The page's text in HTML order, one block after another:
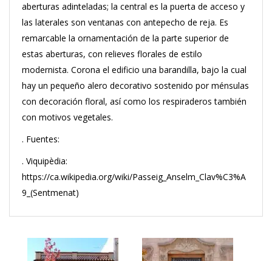
aberturas adinteladas; la central es la puerta de acceso y
las laterales son ventanas con antepecho de reja. Es
remarcable la ornamentación de la parte superior de
estas aberturas, con relieves florales de estilo
modernista. Corona el edificio una barandilla, bajo la cual
hay un pequeño alero decorativo sostenido por ménsulas
con decoración floral, así como los respiraderos también
con motivos vegetales.
. Fuentes:
. Viquipèdia:
https://ca.wikipedia.org/wiki/Passeig_Anselm_Clav%C3%A
9_(Sentmenat)